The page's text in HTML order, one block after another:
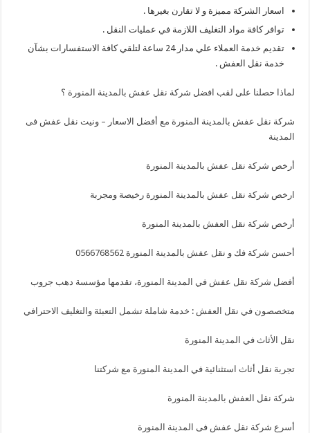
اسعار الشركة مميزة و لا تقارن بغيرها .
توافر كافة مواد التغليف اللازمة في عمليات النقل .
تقديم خدمة العملاء علي مدار 24 ساعة لتلقي كافة الاستفسارات بشآن
خدمة نقل العفش .
لماذا حصلنا على لقب افضل شركة نقل عفش بالمدينة المنورة ؟
شركة نقل عفش بالمدينة المنورة مع أفضل الاسعار – ونيت نقل عفش فى
المدينة
أرخص شركة نقل عفش بالمدينة المنورة
ارخص شركة نقل عفش بالمدينة المنورة رخيصة ومجربة
أرخص شركة نقل العفش بالمدينة المنورة
أحسن شركة فك و نقل عفش بالمدينة المنورة 0566768562
أفضل شركة نقل عفش في المدينة المنورة، تقدمها مؤسسة دهب جروب
متخصصون في نقل العفش : خدمة شاملة تشمل التعبئة والتغليف الاحترافي
نقل الأثاث في المدينة المنورة
تجربة نقل أثاث استثنائية في المدينة المنورة مع شركتنا
شركة نقل العفش بالمدينة المنورة
أسرع شركة نقل عفش فى المدينة المنورة